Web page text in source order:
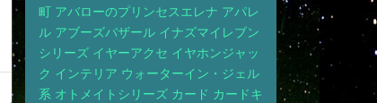
町 アバローのプリンセスエレナ アパレ
ル アブーズバザール イナズマイレブン
シリーズ イヤーアクセ イヤホンジャッ
ク インテリア ウォーターイン・ジェル
系 オトメイトシリーズ カード カードキ